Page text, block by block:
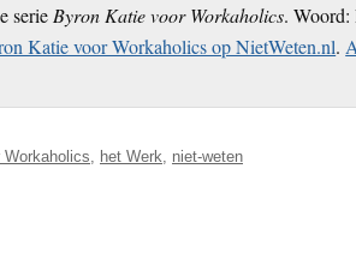
serie Byron Katie voor Workaholics. Woord:
Katie voor Workaholics op NietWeten.nl.
Workaholics het Werk niet-weten